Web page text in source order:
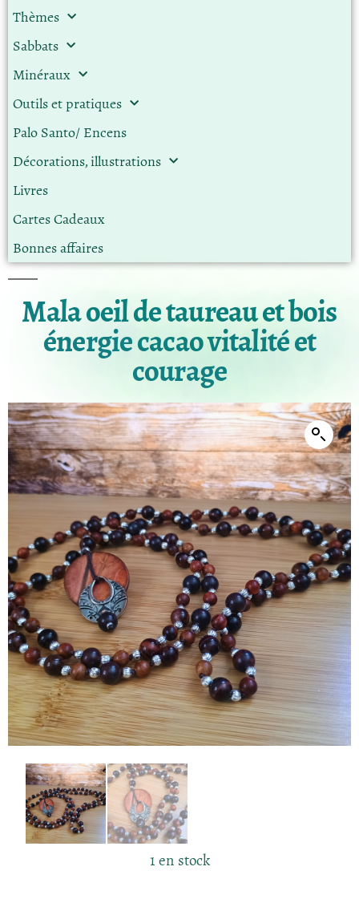
Thèmes
Sabbats
Minéraux
Outils et pratiques
Palo Santo/ Encens
Décorations, illustrations
Livres
Cartes Cadeaux
Bonnes affaires
Mala oeil de taureau et bois
énergie cacao vitalité et
courage
1 en stock